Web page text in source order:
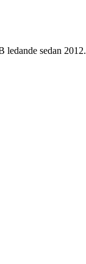
ledande sedan 2012.